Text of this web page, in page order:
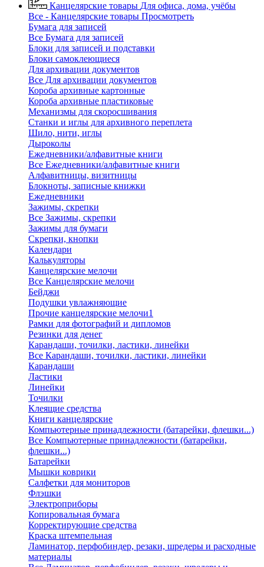
Канцелярские товары Для офиса, дома, учёбы
Все - Канцелярские товары Просмотреть
Бумага для записей
Все Бумага для записей
Блоки для записей и подставки
Блоки самоклеющиеся
Для архивации документов
Все Для архивации документов
Короба архивные картонные
Короба архивные пластиковые
Механизмы для скоросшивания
Станки и иглы для архивного переплета
Шило, нити, иглы
Дыроколы
Ежедневники/алфавитные книги
Все Ежедневники/алфавитные книги
Алфавитницы, визитницы
Блокноты, записные книжки
Ежедневники
Зажимы, скрепки
Все Зажимы, скрепки
Зажимы для бумаги
Скрепки, кнопки
Календари
Калькуляторы
Канцелярские мелочи
Все Канцелярские мелочи
Бейджи
Подушки увлажняющие
Прочие канцелярские мелочи1
Рамки для фотографий и дипломов
Резинки для денег
Карандаши, точилки, ластики, линейки
Все Карандаши, точилки, ластики, линейки
Карандаши
Ластики
Линейки
Точилки
Клеящие средства
Книги канцелярские
Компьютерные принадлежности (батарейки, флешки...)
Все Компьютерные принадлежности (батарейки,
флешки...)
Батарейки
Мышки коврики
Салфетки для мониторов
Флэшки
Электроприборы
Копировальная бумага
Корректирующие средства
Краска штемпельная
Ламинатор, перфобиндер, резаки, шредеры и расходные
материалы